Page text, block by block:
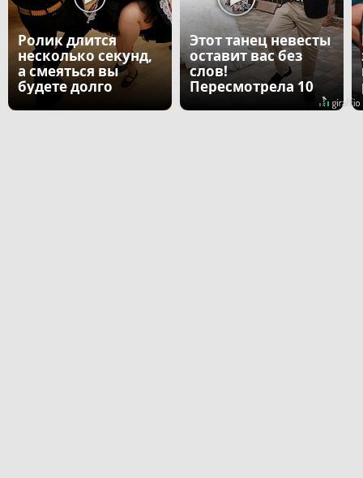
Ролик длится
несколько секунд,
а смеяться вы
будете долго
Этот танец невесты
оставит вас без
слов!
Пересмотрела 10